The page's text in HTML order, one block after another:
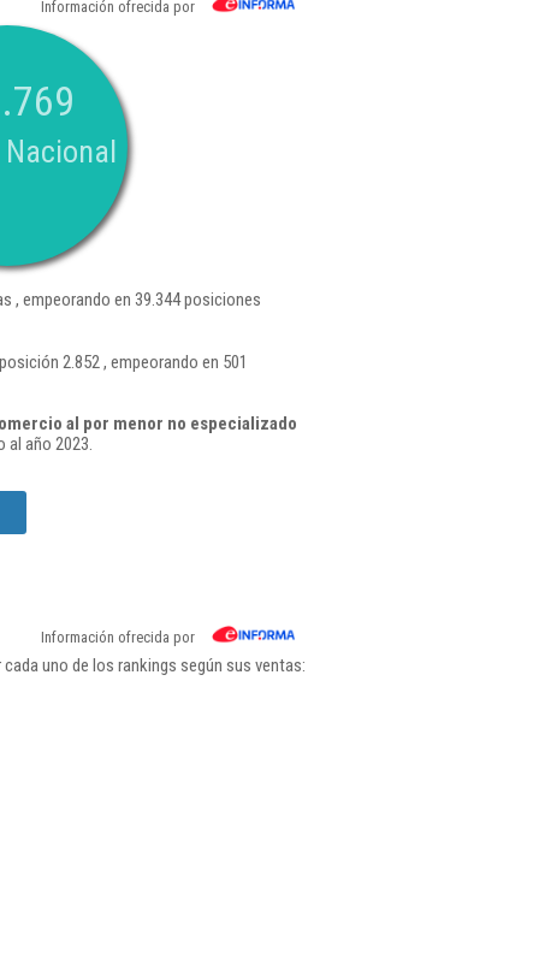
Información ofrecida por
, empeorando en 39.344 posiciones
2.852 , empeorando en 501
al por menor no especializado
al año 2023.
Información ofrecida por
uno de los rankings según sus ventas: